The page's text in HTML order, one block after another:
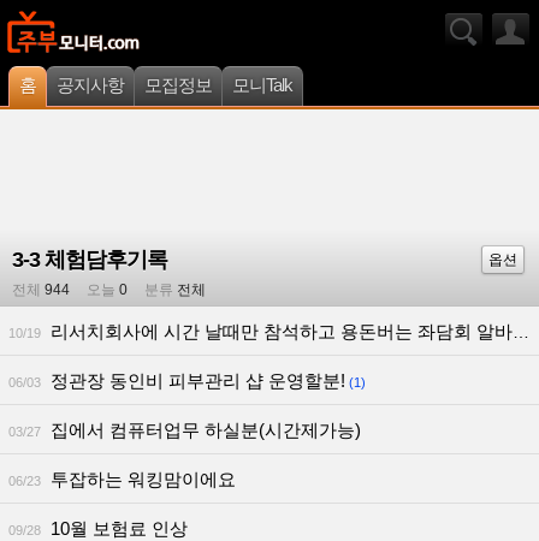
홈 공지사항 모집정보 모니Talk
3-3 체험담후기록
옵션
전체 944 오늘 0 분류 전체
10/19 리서치회사에 시간 날때만 참석하고 용돈버는 좌담회 알바 부업-
06/03 정관장 동인비 피부관리 샵 운영할분! (1)
03/27 집에서 컴퓨터업무 하실분(시간제가능)
06/23 투잡하는 워킹맘이에요
09/28 10월 보험료 인상